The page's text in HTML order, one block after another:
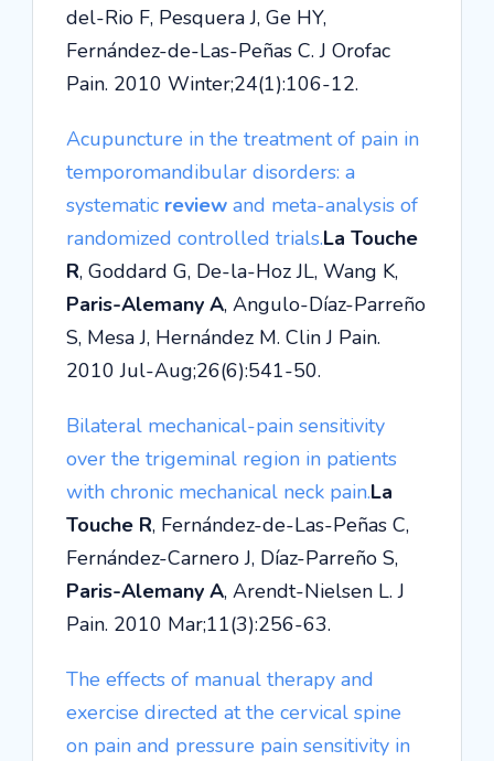
del-Rio F, Pesquera J, Ge HY,
Fernández-de-Las-Peñas C. J Orofac
Pain. 2010 Winter;24(1):106-12.
Acupuncture in the treatment of pain in
temporomandibular disorders: a
systematic review and meta-analysis of
randomized controlled trials.La Touche
R, Goddard G, De-la-Hoz JL, Wang K,
Paris-Alemany A, Angulo-Díaz-Parreño
S, Mesa J, Hernández M. Clin J Pain.
2010 Jul-Aug;26(6):541-50.
Bilateral mechanical-pain sensitivity
over the trigeminal region in patients
with chronic mechanical neck pain.La
Touche R, Fernández-de-Las-Peñas C,
Fernández-Carnero J, Díaz-Parreño S,
Paris-Alemany A, Arendt-Nielsen L. J
Pain. 2010 Mar;11(3):256-63.
The effects of manual therapy and
exercise directed at the cervical spine
on pain and pressure pain sensitivity in